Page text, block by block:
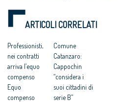
CORTE EUROPEA
DEI DIRITTI
DELL’UOMO
Cappochin “è una
pericolosa istigazione
a delinquere”
una competitività
basata su
fondamentalismi
monetari e finalizzata
a tutelare gli interessi
dei grandi gruppi
finanziari”
Piano Strutturale
di un euro
ARTICOLI CORRELATI
Professionisti,
nei contratti
arriva l’equo
compenso
Equo
compenso
Comune
Catanzaro:
Cappochin
“considera i
suoi cittadini di
serie B”